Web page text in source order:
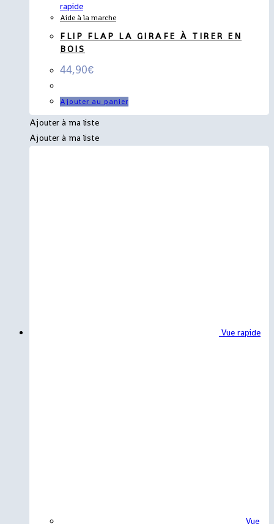
rapide
Aide à la marche
FLIP FLAP LA GIRAFE À TIRER EN
BOIS
44,90€
Ajouter au panier
Ajouter à ma liste
Ajouter à ma liste
Vue rapide
Vue